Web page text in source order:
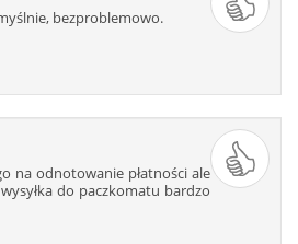
bezproblemowo.
na odnotowanie płatności ale
do paczkomatu bardzo